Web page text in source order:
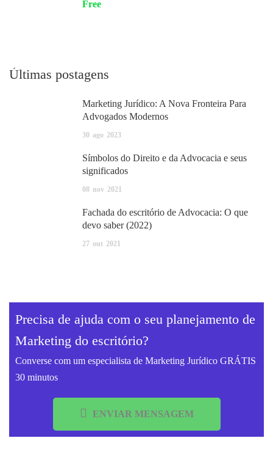
Free
Últimas postagens
Marketing Jurídico: A Nova Fronteira Para
Advogados Modernos
30 ago 2023
Símbolos do Direito e da Advocacia e seus
significados
08 nov 2021
Fachada do escritório de Advocacia: O que
devo saber (2022)
27 out 2021
Precisa de ajuda com o seu planejamento de
Marketing do escritório?
Converse com um especialista de Marketing Jurídico GRÁTIS
30 minutos
ENVIAR MENSAGEM